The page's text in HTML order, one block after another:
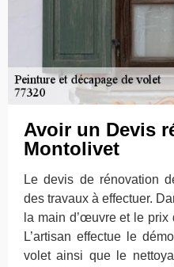
Avoir un Devis
Montolivet
Le devis de rénovation
des travaux à effectuer.
la main d’œuvre et le
L’artisan effectue le
volet ainsi que le